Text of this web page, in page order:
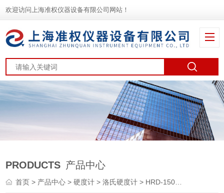
欢迎访问上海准权仪器设备有限公司网站！
PRODUCTS 产品中心
首页> 产品中心 >硬度计 >洛氏硬度计 > HRD-150电动洛氏硬度计淬火件硬度机